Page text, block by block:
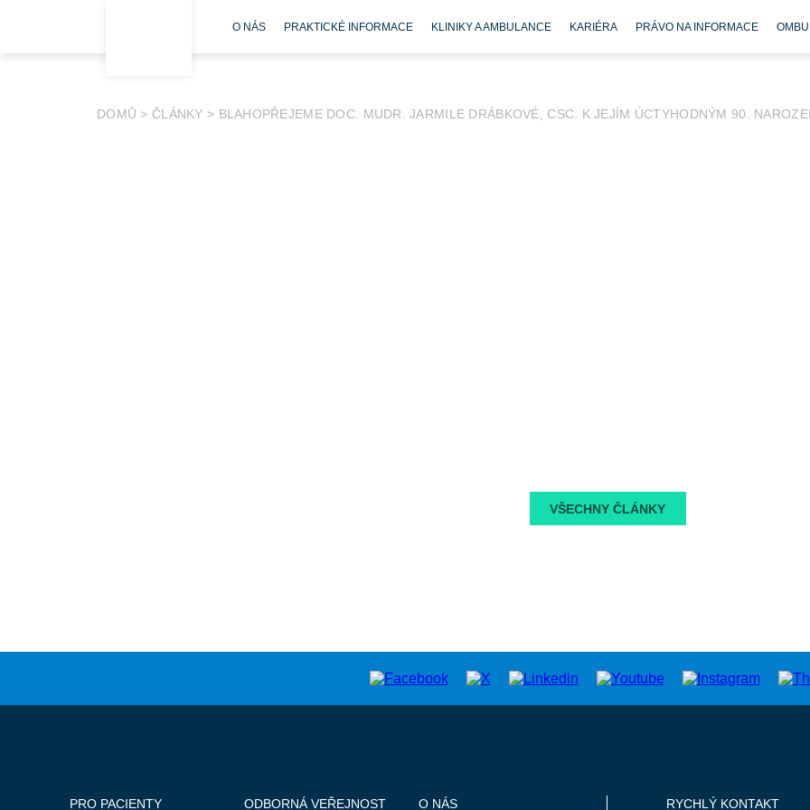
O NÁS PRAKTICKÉ INFORMACE KLINIKY A AMBULANCE KARIÉRA PRÁVO NA INFORMACE
DOMŮ > ČLÁNKY > BLAHOPŘEJEME DOC. MUDR. JARMILE DRÁBKOVÉ, CSC. K JEJÍM ÚCTYHODNÝM 90.
VŠECHNY ČLÁNKY
PRO PACIENTY ODBORNÁ VEŘEJNOST O NÁS RYCHLÝ KONTAKT